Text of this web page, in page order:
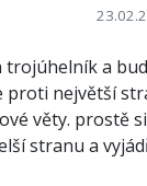
trojúhelník a
proti největší
věty. prostě
stranu a